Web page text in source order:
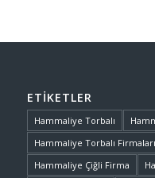
ETIKETLER
Hammaliye Torbalı
Hammaliye Torbalı Firmaları
Hammaliye Çiğli Firma